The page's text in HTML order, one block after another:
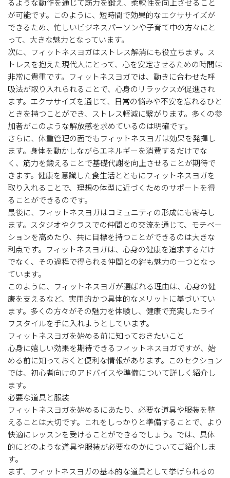
るような動作を通じて筋力を鍛え、柔軟性を向上させること
が可能です。このように、短時間で効果的なエクササイズが
できるため、忙しいビジネスパーソンや子育て中の方々にと
って、大きな魅力となっています。
次に、フィットネスヨガはストレス解消にも役立ちます。ス
トレスを抱えた現代人にとって、心を安定させるための時間は
非常に貴重です。フィットネスヨガでは、動きに合わせた呼
吸法が取り入れられることで、心身のリラックスが促進され
ます。エクササイズを通じて、日常の悩みや不安を忘れるひと
ときを持つことができ、ストレス軽減に繋がります。多くの参
加者がこのような解放感を求めているのは明確です。
さらに、体重管理の面でもフィットネスヨガは効果を発揮し
ます。身体を動かしながらエネルギーを消費するだけでな
く、筋力を鍛えることで基礎代謝を向上させることが期待で
きます。健康を意識した食生活とともにフィットネスヨガを
取り入れることで、理想の体型に近づくためのサポートを得
ることができるのです。
最後に、フィットネスヨガはコミュニティの形成にも寄与し
ます。スタジオやクラスでの仲間との交流を通じて、モチベー
ションを高めたり、共に目標を持つことができるのは大きな
利点です。フィットネスヨガは、心身の健康を追求するだけ
でなく、その過程で得られる仲間との絆も魅力の一つとなっ
ています。
このように、フィットネスヨガが選ばれる理由は、心身の健
康を支えるなど、実用的かつ具体的なメリットに基づいてい
ます。多くの方々がその魅力を体験し、健康で充実したライ
フスタイルを手に入れようとしています。
フィットネスヨガを始める前に知っておきたいこと
心身に嬉しい効果を期待できるフィットネスヨガですが、始
める前に知っておくと便利な情報があります。このセクション
では、初心者向けのアドバイスや準備について詳しく紹介し
ます。
必要な道具と服装
フィットネスヨガを始めるにあたり、必要な道具や服装を整
えることは大切です。これをしっかりと準備することで、より
快適にレッスンを受けることができるでしょう。では、具体
的にどのような道具や服装が必要なのかについてご紹介しま
す。
まず、フィットネスヨガの基本的な道具として挙げられるの